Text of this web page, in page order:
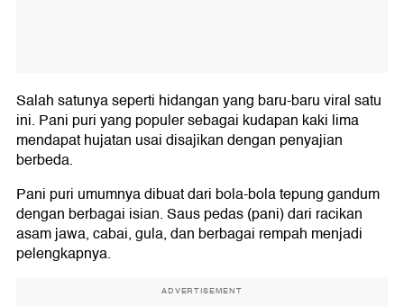
Salah satunya seperti hidangan yang baru-baru viral satu
ini. Pani puri yang populer sebagai kudapan kaki lima
mendapat hujatan usai disajikan dengan penyajian
berbeda.
Pani puri umumnya dibuat dari bola-bola tepung gandum
dengan berbagai isian. Saus pedas (pani) dari racikan
asam jawa, cabai, gula, dan berbagai rempah menjadi
pelengkapnya.
ADVERTISEMENT